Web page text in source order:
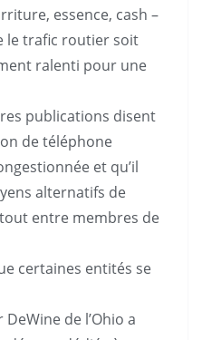
essence, cash –
le trafic routier soit
ralenti pour une
publications disent
de téléphone
et qu’il
alternatifs de
entre membres de
certaines entités se
de l’Ohio a